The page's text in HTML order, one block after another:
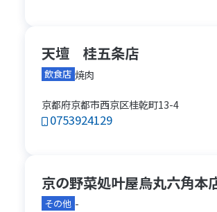
天壇 桂五条店
飲食店 焼肉
京都府京都市西京区桂乾町13-4
0753924129
京の野菜処叶屋烏丸六角本
その他 -